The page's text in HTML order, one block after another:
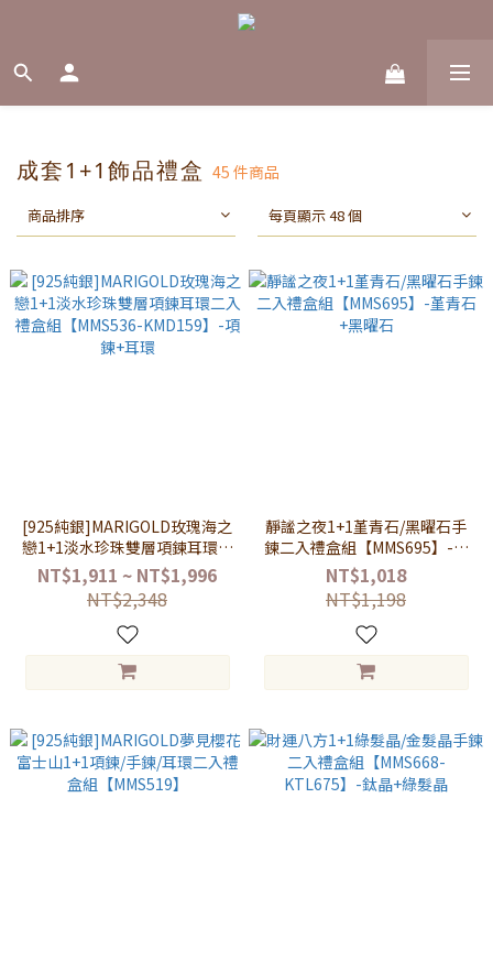
成套1+1飾品禮盒 45 件商品
商品排序 每頁顯示 48 個
[925純銀]MARIGOLD玫瑰海之
戀1+1淡水珍珠雙層項鍊耳環二
入禮盒組【MMS536-
KMD159】-項鍊+耳環
NT$1,911 ~ NT$1,996
NT$2,348
靜謐之夜1+1堇青石/黑曜石手
鍊二入禮盒組【MMS695】-堇
青石+黑曜石
NT$1,018
NT$1,198